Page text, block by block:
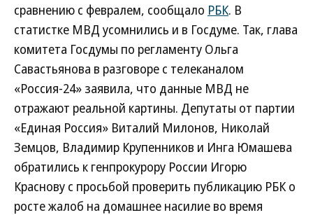
сравнению с февралем, сообщало РБК. В
статистке МВД усомнились и в Госдуме. Так, глава
комитета Госдумы по регламенту Ольга
Савастьянова в разговоре с телеканалом
«Россия-24» заявила, что данные МВД не
отражают реальной картины. Депутаты от партии
«Единая Россия» Виталий Милонов, Николай
Земцов, Владимир Крупенников и Инга Юмашева
обратились к генпрокурору России Игорю
Краснову с просьбой проверить публикацию РБК о
росте жалоб на домашнее насилие во время